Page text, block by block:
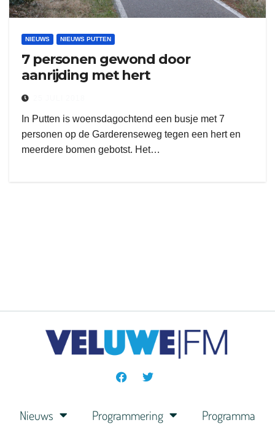
NIEUWS NIEUWS PUTTEN
7 personen gewond door
aanrijding met hert
In Putten is woensdagochtend een busje met 7
personen op de Garderenseweg tegen een hert en
meerdere bomen gebotst. Het…
Nieuws Programmering Programma